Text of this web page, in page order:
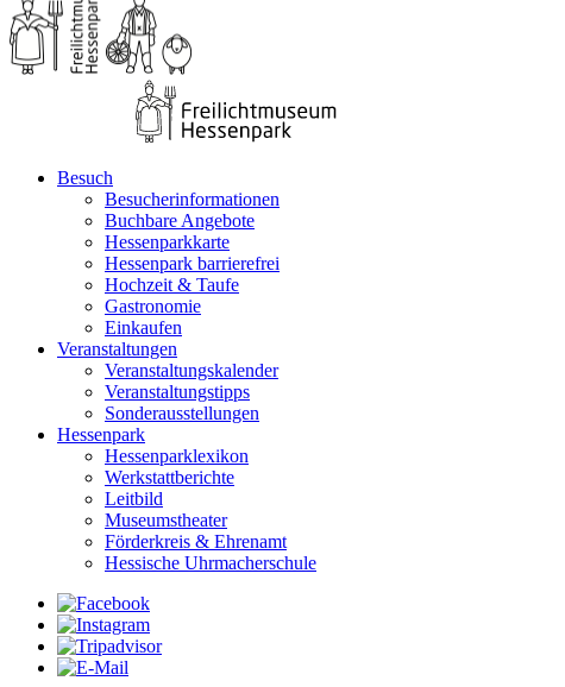
Besuch
Besucherinformationen
Buchbare Angebote
Hessenparkkarte
Hessenpark barrierefrei
Hochzeit & Taufe
Gastronomie
Einkaufen
Veranstaltungen
Veranstaltungskalender
Veranstaltungstipps
Sonderausstellungen
Hessenpark
Hessenparklexikon
Werkstattberichte
Leitbild
Museumstheater
Förderkreis & Ehrenamt
Hessische Uhrmacherschule